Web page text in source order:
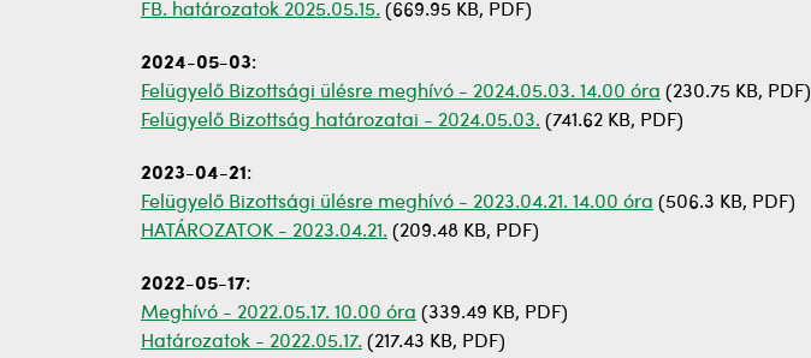
FB. határozatok 2025.05.15. (669.95 KB, PDF)
2024-05-03:
Felügyelő Bizottsági ülésre meghívó - 2024.05.03. 14.00 óra (230.75 KB, PDF)
Felügyelő Bizottság határozatai - 2024.05.03. (741.62 KB, PDF)
2023-04-21 :
Felügyelő Bizottsági ülésre meghívó - 2023.04.21. 14.00 óra (506.3 KB, PDF)
HATÁROZATOK - 2023.04.21. (209.48 KB, PDF)
2022-05-17:
Meghívó - 2022.05.17. 10.00 óra (339.49 KB, PDF)
Határozatok - 2022.05.17. (217.43 KB, PDF)